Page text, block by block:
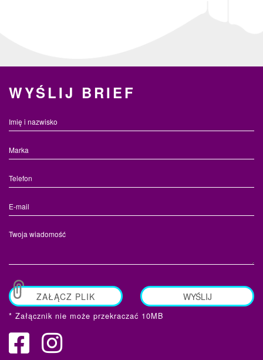
WYŚLIJ BRIEF
ZAŁĄCZ PLIK WYŚLIJ
* Załącznik nie może przekraczać 10MB